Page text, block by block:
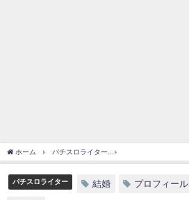
ホーム パチスロライター
パチスロライター 結婚 プロフィール